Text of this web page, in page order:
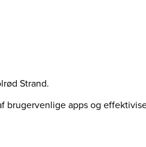
Strand.
apps og